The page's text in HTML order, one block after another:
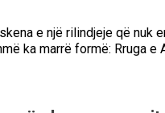
e një rilindjeje që nuk
ka marrë formë: Rruga e